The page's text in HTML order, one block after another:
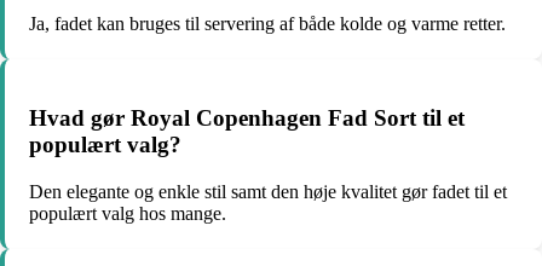
Ja, fadet kan bruges til servering af både kolde og varme retter.
Hvad gør Royal Copenhagen Fad Sort til et
populært valg?
Den elegante og enkle stil samt den høje kvalitet gør fadet til et
populært valg hos mange.